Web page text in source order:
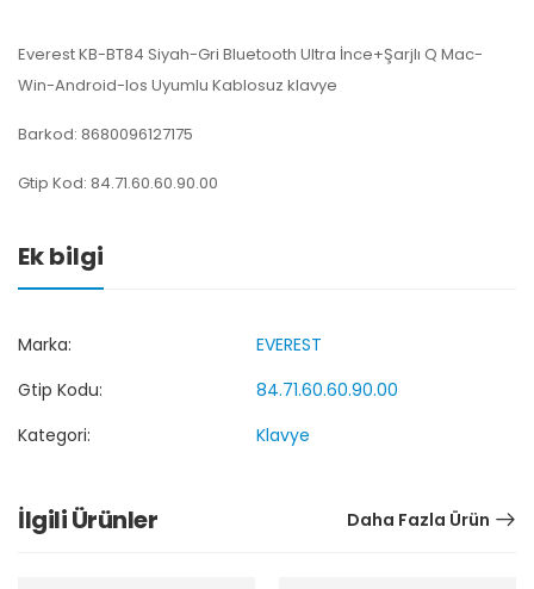
Everest KB-BT84 Siyah-Gri Bluetooth Ultra İnce+Şarjlı Q Mac-
Win-Android-Ios Uyumlu Kablosuz klavye
Barkod: 8680096127175
Gtip Kod: 84.71.60.60.90.00
Ek bilgi
Marka:
EVEREST
Gtip Kodu:
84.71.60.60.90.00
Kategori:
Klavye
İlgili Ürünler Daha Fazla Ürün